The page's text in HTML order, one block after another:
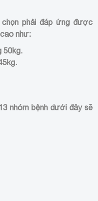
phải đáp ứng được
như:
50kg.
nhóm bệnh dưới đây sẽ